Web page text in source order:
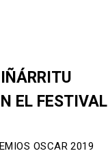
EL FESTIVAL
OSCAR 2019